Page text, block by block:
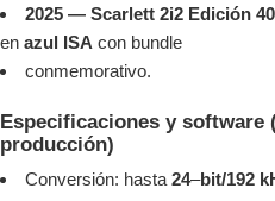
2025 — Scarlett 2i2 Edición
en azul ISA con bundle
conmemorativo.
Especificaciones y software
producción)
Conversión: hasta 24–bit/192